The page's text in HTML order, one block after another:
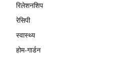
रिलेशनशिप
रेसिपी
स्वास्थ्य
होम-गार्डन